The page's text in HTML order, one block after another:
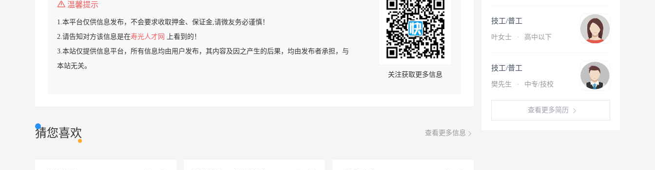
温馨提示
1.本平台仅供信息发布，不会要求收取押金、保证金,请微友务必谨慎！
2.请告知对方该信息是在寿光人才网
上看到的！
3.本站仅提供信息平台，所有信息均由用户发布，其内容及因之产生的后果，均由发布者承担，与
本站无关。
关注获取更多信息
猜您喜欢 查看更多信息
技工/普工
叶女士 · 高中以下
技工/普工
樊先生 · 中专/技校
查看更多简历